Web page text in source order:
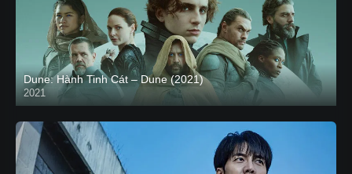
Dune: Hành Tinh Cát – Dune (2021)
2021
HD VIETSUB